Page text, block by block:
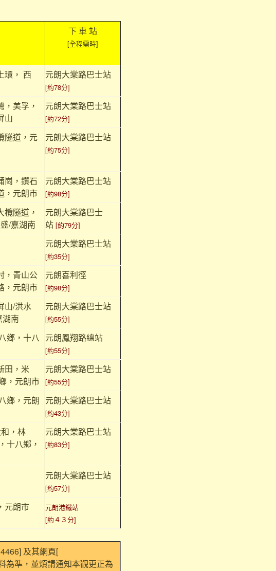
下 車 站
[全程需時]
環， 西
元朗大棠路巴士站
[約78分]
美孚，
山
元朗大棠路巴士站
[約72分]
隧道，元
元朗大棠路巴士站
[約75分]
崗，鑽石
，元朗市
元朗大棠路巴士站
[約98分]
隧道，
/嘉湖南
元朗大棠路巴士
站 [約79分]
元朗大棠路巴士站
[約35分]
，青山公
，元朗市
元朗喜利徑
[約98分]
山/洪水
湖南
元朗大棠路巴士站
[約55分]
鄉，十八
元朗鳳翔路總站
[約55分]
田，米
，元朗市
元朗大棠路巴士站
[約55分]
鄉，元朗 元朗大棠路巴士站
[約43分]
，林
十八鄉，
元朗大棠路巴士站
[約83分]
元朗大棠路巴士站
[約57分]
元朗市
元朗港鐵站
[約４３分]
及其網頁[
為準，並煩請通知本觀更正為